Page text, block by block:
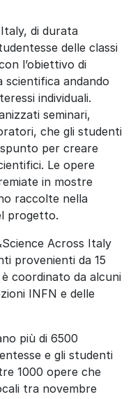
di durata
delle classi
l’obiettivo di
scientifica andando
individuali.
seminari,
che gli studenti
per creare
Le opere
in mostre
raccolte nella
progetto.
Across Italy
provenienti da 15
coordinato da alcuni
INFN e delle
più di 6500
e gli studenti
1000 opere che
tra novembre